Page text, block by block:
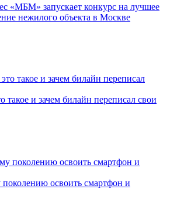
«МБМ» запускает конкурс на лучшее
нежилого объекта в Москве
такое и зачем билайн переписал свои
освоить смартфон и